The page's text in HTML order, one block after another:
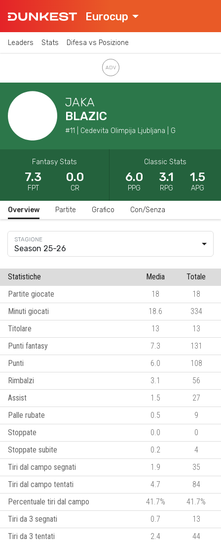
Eurocup
Leaders Stats Difesa vs Posizione
JAKA
BLAZIC
#11 | Cedevita Olimpija Ljubljana | G
Fantasy Stats
7.3
FPT
0.0
CR
Classic Stats
6.0
PPG
3.1
RPG
1.5
APG
Overview Partite Grafico Con/Senza
Season 25-26
Statistiche Media
Totale
Partite giocate
18
18
Minuti giocati
18.6
334
Titolare
13
13
Punti fantasy
7.3
131
Punti
6.0
108
Rimbalzi
3.1
56
Assist
1.5
27
Palle rubate
0.5
9
Stoppate
0.0
0
Stoppate subite
0.2
4
Tiri dal campo segnati
1.9
35
Tiri dal campo tentati
4.7
84
Percentuale tiri dal campo
41.7%
41.7%
Tiri da 3 segnati
0.7
13
Tiri da 3 tentati
2.4
44